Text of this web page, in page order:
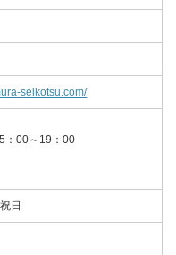
seikotsu.com/
：00～19：00
日